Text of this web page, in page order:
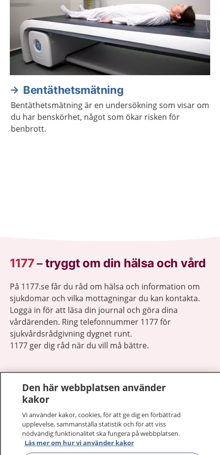
Bentäthetsmätning
Bentäthetsmätning är en undersökning som visar om
du har benskörhet, något som ökar risken för
benbrott.
1177–tryggt om din hälsa och vård
På 1177.se får du råd om hälsa och information om
sjukdomar och vilka mottagningar du kan kontakta.
Logga in för att läsa din journal och göra dina
vårdärenden. Ring telefonnummer 1177 för
sjukvårdsrådgivning dygnet runt.
1177 ger dig råd när du vill må bättre.
1177 på flera språk
Om 1177
Den här webbplatsen använder
kakor
Vi använder kakor, cookies, för att ge dig en förbättrad
upplevelse, sammanställa statistik och för att viss
nödvändig funktionalitet ska fungera på webbplatsen.
Läs mer om hur vi använder kakor